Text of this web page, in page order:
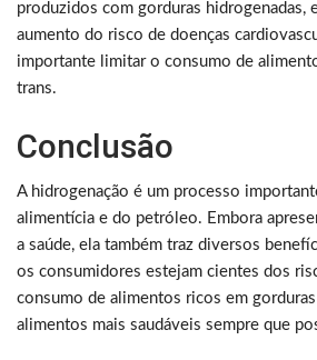
produzidos com gorduras hidrogenadas,
aumento do risco de doenças
importante limitar o consumo de
trans.
Conclusão
A hidrogenação é um processo
alimentícia e do petróleo. Embora
a saúde, ela também traz diversos
os consumidores estejam cientes dos
consumo de alimentos ricos em
alimentos mais saudáveis sempre que